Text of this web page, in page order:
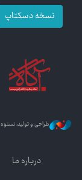
نسخه دسکتاپ
طراحی و تولید: نستوه
درباره ما